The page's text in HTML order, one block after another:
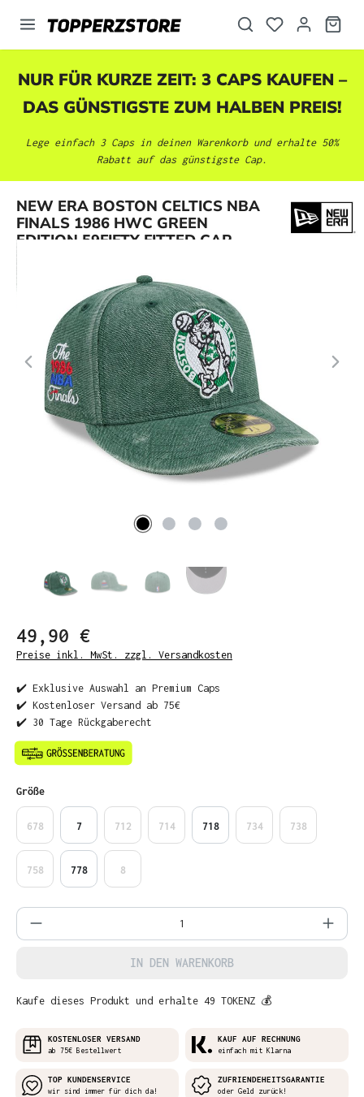
springen
NUR FÜR KURZE ZEIT: 3 CAPS KAUFEN –
DAS GÜNSTIGSTE ZUM HALBEN PREIS!
Lege einfach 3 Caps in deinen Warenkorb und erhalte 50%
Rabatt auf das günstigste Cap.
NEW ERA BOSTON CELTICS NBA
FINALS 1986 HWC GREEN
EDITION 59FIFTY FITTED CAP
Bildergalerie überspringen
49,90 €
Preise inkl. MwSt. zzgl. Versandkosten
✔️ Exklusive Auswahl an Premium Caps
✔️ Kostenloser Versand ab 75€
✔️ 30 Tage Rückgaberecht
Größeauswählen
678 7 712 714 718 734 738
758 778 8
Produkt Anzahl: Gib den gewünschten
IN DEN WARENKORB
Kaufe dieses Produkt und erhalte 49 TOKENZ 💰
KOSTENLOSER VERSAND
ab 75€ Bestellwert
KAUF AUF RECHNUNG
einfach mit Klarna
TOP KUNDENSERVICE
wir sind immer für dich da!
ZUFRIENDEHEITSGARANTIE
oder Geld zurück!